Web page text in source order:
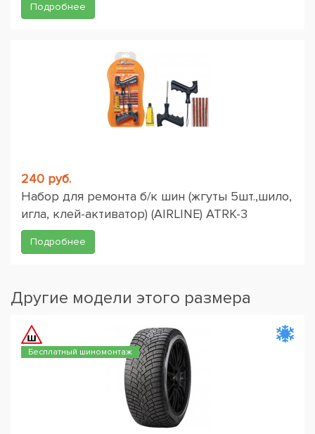
Подробнее
240 руб.
Набор для ремонта б/к шин (жгуты 5шт.,шило,
игла, клей-активатор) (AIRLINE) ATRK-3
Подробнее
Другие модели этого размера
Бесплатный шиномонтаж